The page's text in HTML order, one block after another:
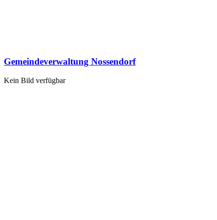
Gemeindeverwaltung Nossendorf
Kein Bild verfügbar